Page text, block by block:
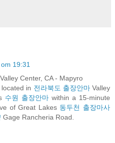
19:31
Center, CA - Mapyro
in 전라북도 출장안마Valley
수원 출장안마 within a 15-minute
of Great Lakes 동두천 출장마사
Gage Rancheria Road.